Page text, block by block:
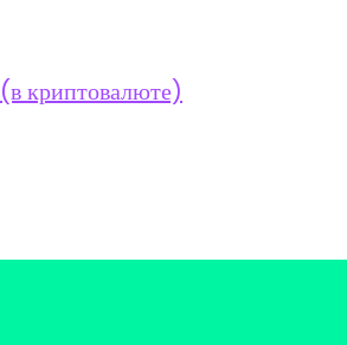
криптовалюте)